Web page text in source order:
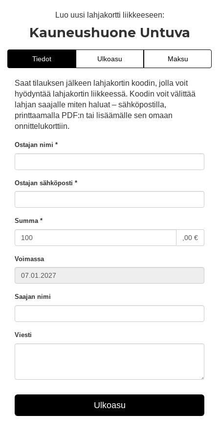
Luo uusi lahjakortti liikkeeseen:
Kauneushuone Untuva
Tiedot Ulkoasu Maksu
Saat tilauksen jälkeen lahjakortin koodin, jolla voit
hyödyntää lahjakortin liikkeessä. Koodin voit välittää
lahjan saajalle miten haluat – sähköpostilla,
printtaamalla PDF:n tai lisäämälle sen omaan
onnittelukorttiin.
Ostajan nimi *
Ostajan sähköposti *
Summa *
,00 €
Voimassa
Saajan nimi
Viesti
Ulkoasu